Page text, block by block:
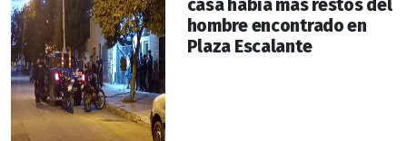
casa había más restos del
hombre encontrado en
Plaza Escalante